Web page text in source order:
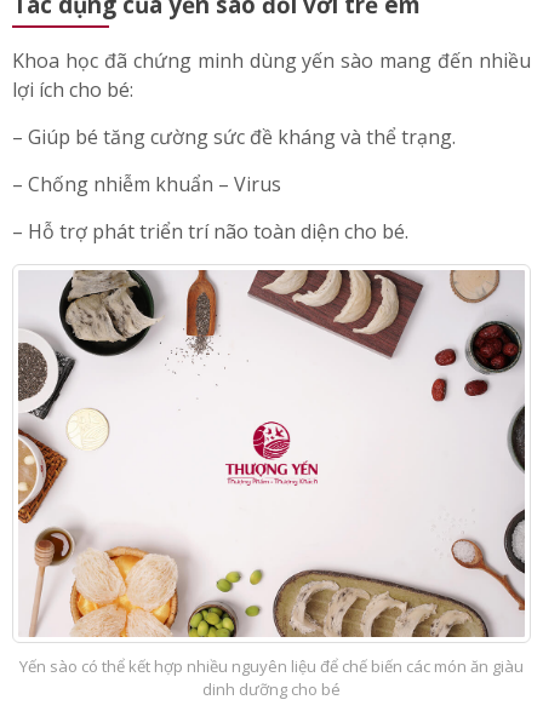
Tác dụng của yến sào đối với trẻ em
Khoa học đã chứng minh dùng yến sào mang đến nhiều
– Hỗ trợ phát triển trí não toàn diện cho bé.